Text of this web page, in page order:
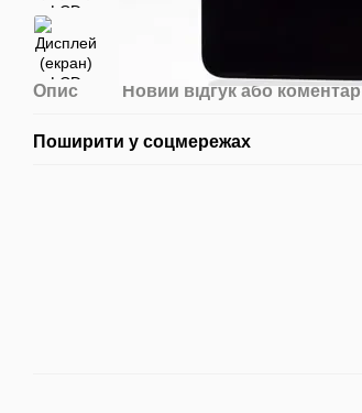
Опис Новий відгук або коментар
Поширити у соцмережах